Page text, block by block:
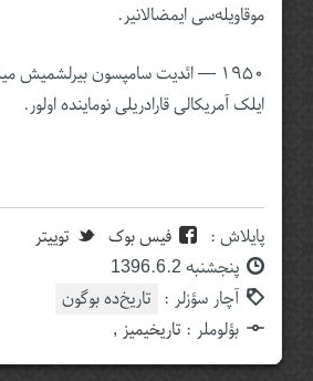
موقاویله‌سی ایمضالانیر.
۱۹۵۰ — ائدیت سامپسون بیرلشمیش
ایلک آمریکالی قارادریلی نوماینده‌‌ اولور.
پایلاش : فیس بوک
توییتر
پنجشنبه 1396.6.2
آچار سؤزلر : تاریخ‌ده بوگون
بؤلوملر : تاریخیمیز ,